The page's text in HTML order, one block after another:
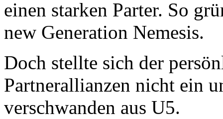
einen starken Parter. So
new Generation Nemesis.
Doch stellte sich der
Partnerallianzen nicht ein
verschwanden aus U5.